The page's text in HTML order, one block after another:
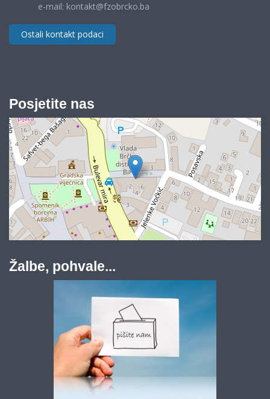
e-mail: kontakt@fzobrcko.ba
Ostali kontakt podaci
Posjetite nas
Žalbe, pohvale...